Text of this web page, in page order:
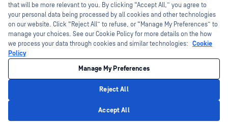
©2026 OPSWAT . Alle Rechte vorbehalten. OPSWAT, MetaDefender, Metascan,
MetaAccess, das OPSWAT , Trust no File. Trust No Device., OPSWAT , Protecting the
World's Critical Infrastructure, Deep CDR™ Technology, InQuest, das InQuest-Logo,
DFI, RetroHunt, Deep File Inspection und Join the Hunt sind Marken von OPSWAT .
Marken von Drittanbietern sind Eigentum ihrer jeweiligen Inhaber.
Cookie-Präferenzen verwalten
Entscheidungen zum Datenschutz in Kalifornien
that will be more relevant to you. By clicking “Accept All,” you agree to
your personal data being processed by all cookies and other technologies
on our website. Click “Reject All” to refuse, or “Manage My Preferences” to
manage your choices. See our Cookie Policy for more details on the how
we process your data through cookies and similar technologies: Cookie
Policy
Manage My Preferences
Reject All
Accept All